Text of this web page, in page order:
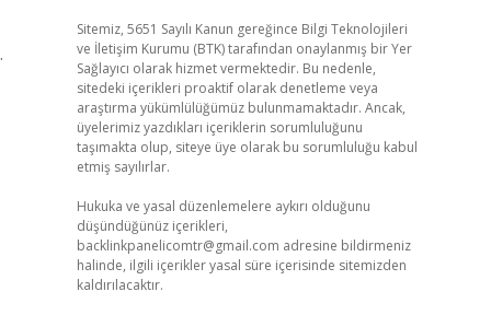
Sitemiz, 5651 Sayılı Kanun gereğince Bilgi Teknolojileri
ve İletişim Kurumu (BTK) tarafından onaylanmış bir Yer
Sağlayıcı olarak hizmet vermektedir. Bu nedenle,
sitedeki içerikleri proaktif olarak denetleme veya
araştırma yükümlülüğümüz bulunmamaktadır. Ancak,
üyelerimiz yazdıkları içeriklerin sorumluluğunu
taşımakta olup, siteye üye olarak bu sorumluluğu kabul
etmiş sayılırlar.
Hukuka ve yasal düzenlemelere aykırı olduğunu
düşündüğünüz içerikleri,
backlinkpanelicomtr@gmail.com adresine bildirmeniz
halinde, ilgili içerikler yasal süre içerisinde sitemizden
kaldırılacaktır.